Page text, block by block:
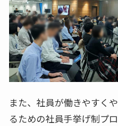
また、社員が働きやすく
るための社員手挙げ制プ